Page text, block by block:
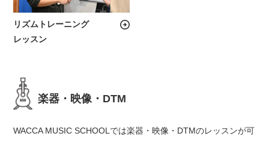
リズムトレーニング
レッスン
楽器・映像・DTM
WACCA MUSIC SCHOOLでは楽器・映像・DTMのレッスンが可